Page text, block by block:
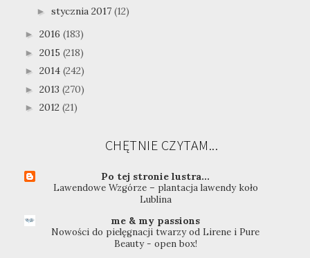
► stycznia 2017 (12)
► 2016 (183)
► 2015 (218)
► 2014 (242)
► 2013 (270)
► 2012 (21)
CHĘTNIE CZYTAM...
Po tej stronie lustra...
Lawendowe Wzgórze – plantacja lawendy koło
Lublina
me & my passions
Nowości do pielęgnacji twarzy od Lirene i Pure
Beauty - open box!